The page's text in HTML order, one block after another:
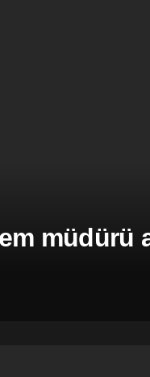
müdürü